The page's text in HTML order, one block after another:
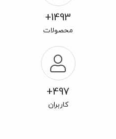
1493+
محصولات
497+
کاربران